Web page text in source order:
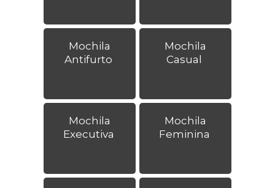
Mochila
Antifurto
Mochila
Casual
Mochila
Executiva
Mochila
Feminina